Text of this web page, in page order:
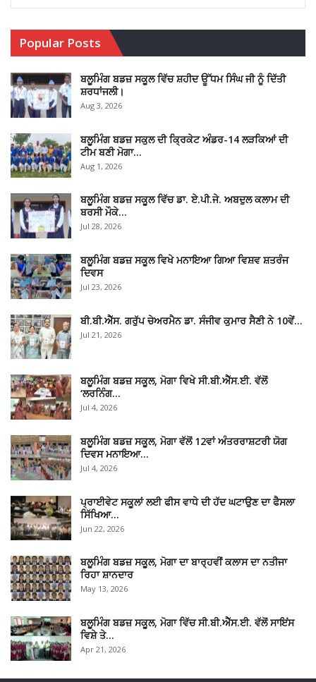
Popular Posts
ਬਲੂਮਿੰਗ ਬਡਜ਼ ਸਕੂਲ ਵਿੱਚ ਸ਼ਹੀਦ ਊੱਧਮ ਸਿੰਘ ਜੀ ਨੂੰ ਦਿੱਤੀ
ਸ਼ਰਧਾਂਜਲੀ।
Aug 3, 2026
ਬਲੂਮਿੰਗ ਬਡਜ਼ ਸਕੁਲ ਦੀ ਕ੍ਰਿਕੇਟ ਅੰਡਰ-14 ਲੜਕਿਆਂ ਦੀ
ਟੀਮ ਬਣੀ ਮੋਗਾ…
Aug 1, 2026
ਬਲੂਮਿੰਗ ਬਡਜ਼ ਸਕੂਲ ਵਿੱਚ ਡਾ. ਏ.ਪੀ.ਜੇ. ਅਬਦੁਲ ਕਲਾਮ ਦੀ
ਬਰਸੀ ਮੌਕੇ…
Jul 28, 2026
ਬਲੂਮਿੰਗ ਬਡਜ਼ ਸਕੂਲ ਵਿਖੇ ਮਨਾਇਆ ਗਿਆ ਵਿਸ਼ਵ ਸ਼ਤਰੰਜ
ਦਿਵਸ
Jul 23, 2026
ਬੀ.ਬੀ.ਐੱਸ. ਗਰੁੱਪ ਚੇਅਰਮੈਨ ਡਾ. ਸੰਜੀਵ ਕੁਮਾਰ ਸੈਣੀ ਨੇ 10ਵੇਂ…
Jul 21, 2026
ਬਲੂਮਿੰਗ ਬਡਜ਼ ਸਕੂਲ, ਮੋਗਾ ਵਿਖੇ ਸੀ.ਬੀ.ਐੱਸ.ਈ. ਵੱਲੋਂ
‘ਲਰਨਿੰਗ…
Jul 4, 2026
ਬਲੂਮਿੰਗ ਬਡਜ਼ ਸਕੂਲ, ਮੋਗਾ ਵੱਲੋਂ 12ਵਾਂ ਅੰਤਰਰਾਸ਼ਟਰੀ ਯੋਗ
ਦਿਵਸ ਮਨਾਇਆ…
Jul 4, 2026
ਪ੍ਰਾਈਵੇਟ ਸਕੂਲਾਂ ਲਈ ਫੀਸ ਵਾਧੇ ਦੀ ਹੱਦ ਘਟਾਉਣ ਦਾ ਫੈਸਲਾ
ਸਿੱਖਿਆ…
Jun 22, 2026
ਬਲੂਮਿੰਗ ਬਡਜ਼ ਸਕੂਲ, ਮੋਗਾ ਦਾ ਬਾਰ੍ਹਵੀਂ ਕਲਾਸ ਦਾ ਨਤੀਜਾ
ਰਿਹਾ ਸ਼ਾਨਦਾਰ
May 13, 2026
ਬਲੂਮਿੰਗ ਬਡਜ਼ ਸਕੂਲ, ਮੋਗਾ ਵਿੱਚ ਸੀ.ਬੀ.ਐੱਸ.ਈ. ਵੱਲੋਂ ਸਾਇਂਸ
ਵਿਸ਼ੇ ਤੇ…
Apr 21, 2026